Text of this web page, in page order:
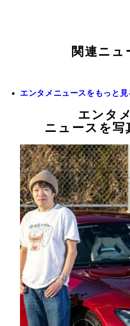
関連ニュ
エンタメニュースをもっと見
エンタ
ニュースを写